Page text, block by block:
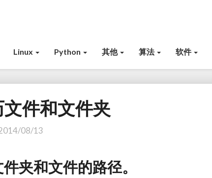
Linux Python 其他 算法 软件
M
F
C
文
件和文件夹
08/13
夹和文件的路径。